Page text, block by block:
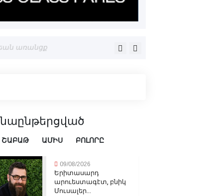
առանցք ՀԵՏԸՆՏՐԱԿԱՆ
ՇԱԲԱԹ ԱՄԻՍ ԲՈԼՈՐԸ
09/08/2026
Երիտասարդ
արուեստագէտ, բնիկ
Մուսալեր...